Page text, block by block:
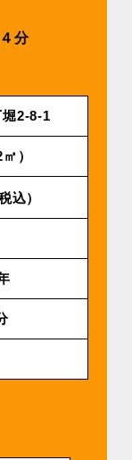
分
2-8-1
）
込）